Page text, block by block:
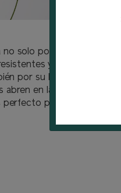
no solo por sus
y flores
por su hábitat
en la parte
para